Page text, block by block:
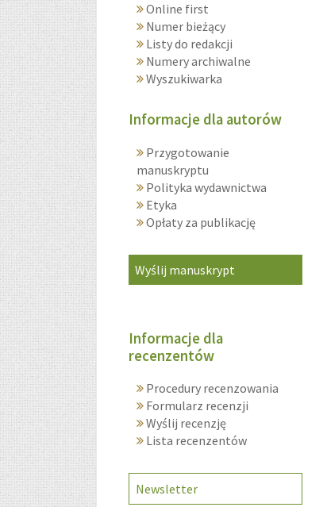
Online first
Numer bieżący
Listy do redakcji
Numery archiwalne
Wyszukiwarka
Informacje dla autorów
Przygotowanie
manuskryptu
Polityka wydawnictwa
Etyka
Opłaty za publikację
Wyślij manuskrypt
Informacje dla
recenzentów
Procedury recenzowania
Formularz recenzji
Wyślij recenzję
Lista recenzentów
Newsletter